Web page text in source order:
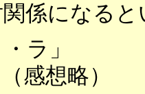
係になる
ラ」
想略）